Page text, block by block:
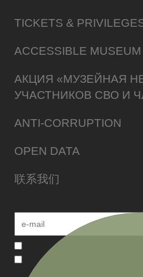
TICKETS &
ACCESSIBLE MUSEUM
АКЦИЯ «МУЗЕЙНАЯ
УЧАСТНИКОВ СВО И
ANTI-CORRUPTION
OPEN DATA
联系我们